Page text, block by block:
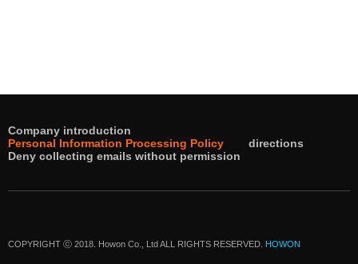
Company introduction
Personal Information Processing Policy
directions
Deny collecting emails without permission
COPYRIGHT ⓒ 2018. Howon Co., Ltd ALL RIGHTS RESERVED. HOWON